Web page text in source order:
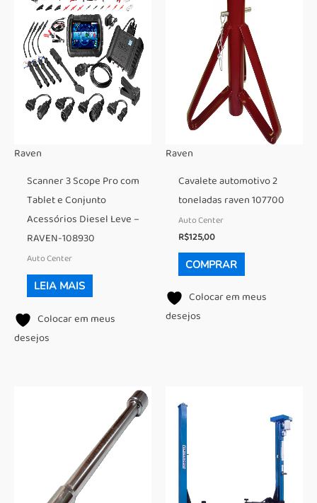
Raven
Scanner 3 Scope Pro com
Tablet e Conjunto
Acessórios Diesel Leve –
RAVEN-108930
Auto Center
LEIA MAIS
Colocar em meus
desejos
Raven
Cavalete automotivo 2
toneladas raven 107700
Auto Center
R$125,00
COMPRAR
Colocar em meus
desejos